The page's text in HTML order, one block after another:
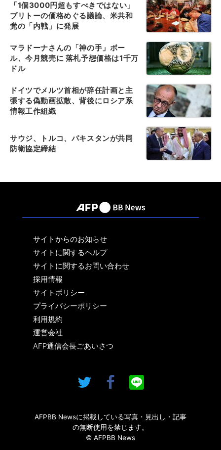
「1個3000円超もすべきではない」
ブリトーの価格めぐる議論、米共和
党の「内戦」に発展
マラドーナさんの「神の手」ボー
ル、今月競売に 落札予想価格は1千万
ドル
ドイツでメルツ首相が辞任計画と主
張する偽動画拡散、背後にロシア系
情報工作組織
サウジ、トルコ、パキスタンが共同
防衛協定締結
サイトからのお知らせ
サイトに関するヘルプ
サイトに関するお問い合わせ
採用情報
サイトポリシー
プライバシーポリシー
利用規約
運営会社
AFP通信会長ごあいさつ
AFPBB Newsに掲載している写真・見出し・記事
の無断使用を禁じます。
© AFPBB News